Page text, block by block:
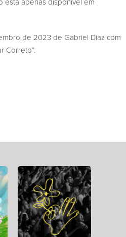
de 2023 de Gabriel Diaz com
Correto”.